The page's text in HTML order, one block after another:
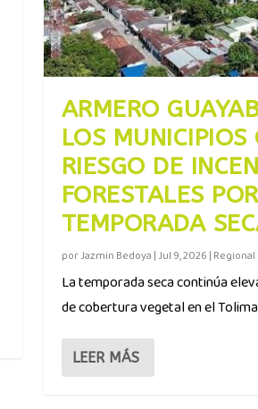
ARMERO
LOS MUNICIPIOS
RIESGO DE
FORESTALES
TEMPORADA
porJazmin Bedoya | Jul 9, 2026 | Regional
La temporada seca continúa
de cobertura vegetal en el Tolima
LEER MÁS